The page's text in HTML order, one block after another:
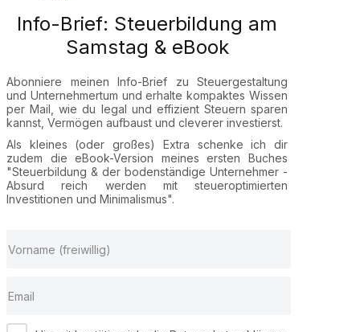
Info-Brief: Steuerbildung am
Samstag & eBook
Abonniere meinen Info-Brief zu Steuergestaltung
und Unternehmertum und erhalte kompaktes Wissen
per Mail, wie du legal und effizient Steuern sparen
kannst, Vermögen aufbaust und cleverer investierst.
Als kleines (oder großes) Extra schenke ich dir
zudem die eBook-Version meines ersten Buches
"Steuerbildung & der bodenständige Unternehmer -
Absurd reich werden mit steueroptimierten
Investitionen und Minimalismus".